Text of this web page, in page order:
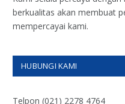
berkualitas akan membuat
mempercayai kami.
HUBUNGI KAMI
Telpon (021) 2278 4764